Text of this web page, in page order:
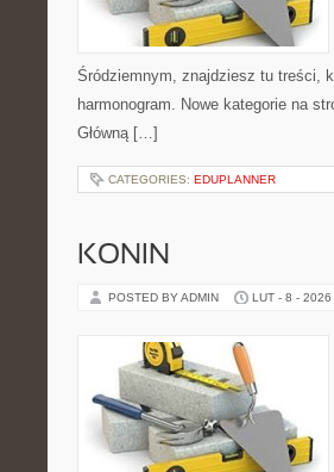
Śródziemnym, znajdziesz tu treści,
harmonogram. Nowe kategorie na
Główną […]
CATEGORIES: EDUPLANNER
KONIN
POSTED BY ADMIN LUT - 8 - 2026